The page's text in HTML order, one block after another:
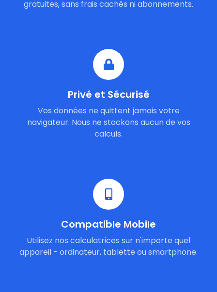
gratuites, sans frais cachés ni abonnements.
Privé et Sécurisé
Vos données ne quittent jamais votre
navigateur. Nous ne stockons aucun de vos
calculs.
Compatible Mobile
Utilisez nos calculatrices sur n'importe quel
appareil - ordinateur, tablette ou smartphone.